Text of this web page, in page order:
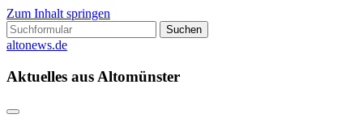
Zum Inhalt springen
Suchen
nach:
altonews.de
Aktuelles aus Altomünster